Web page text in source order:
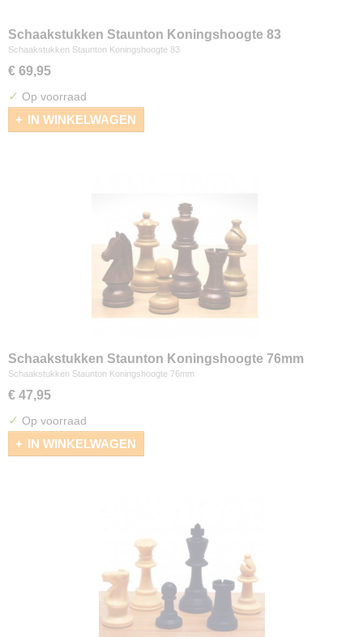
Schaakstukken Staunton Koningshoogte 83
Schaakstukken Staunton Koningshoogte 83
€ 69,95
✓ Op voorraad
IN WINKELWAGEN
Schaakstukken Staunton Koningshoogte 76mm
Schaakstukken Staunton Koningshoogte 76mm
€ 47,95
✓ Op voorraad
IN WINKELWAGEN